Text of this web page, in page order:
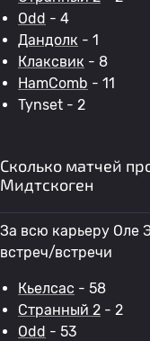
Odd - 4
Дандолк - 1
Клаксвик - 8
HamComb - 11
Tynset - 2
Сколько матчей
Мидтскоген
За всю карьеру Оле
встреч/встречи
Кьелсас - 58
Странный 2 - 2
Odd - 53